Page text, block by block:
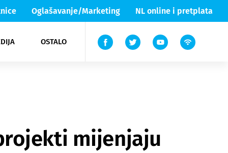
Oglašavanje/Marketing NL online i pretplata
OSTALO
Lika & Senj
TV
mijenjaju